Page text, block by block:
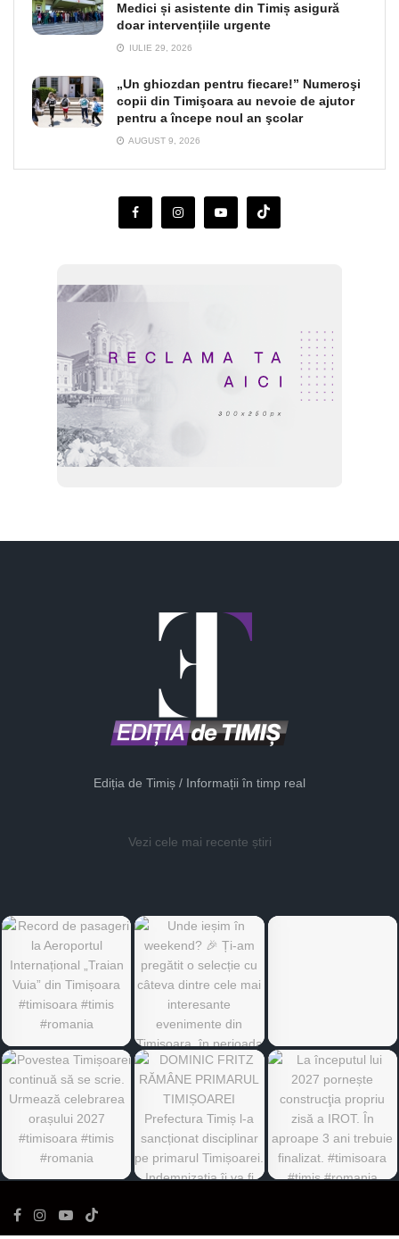
Medici și asistente din Timiș asigură
doar intervențiile urgente
IULIE 29, 2026
„Un ghiozdan pentru fiecare!” Numeroşi
copii din Timişoara au nevoie de ajutor
pentru a începe noul an şcolar
AUGUST 9, 2026
Ediția de Timiș / Informații în timp real
Vezi cele mai recente știri